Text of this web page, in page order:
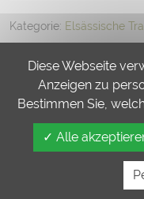
Kategorie: Elsässische
Dieser Wein ist ein
hervorragend zu
wie einem Salat mit
Diese Webseite
Anzeigen zu
Bestimmen Sie,
Alle